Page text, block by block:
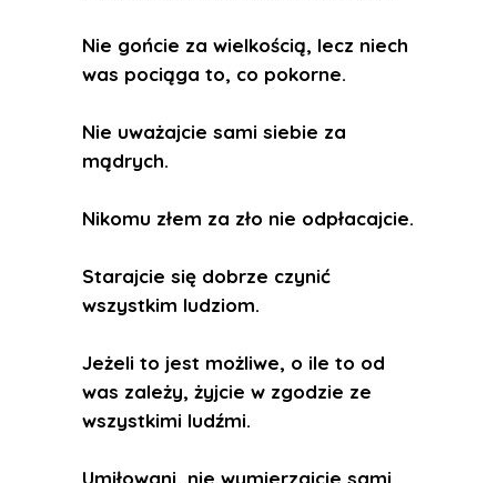
Nie gońcie za wielkością, lecz niech
was pociąga to, co pokorne.
Nie uważajcie sami siebie za
mądrych.
Nikomu złem za zło nie odpłacajcie.
Starajcie się dobrze czynić
wszystkim ludziom.
Jeżeli to jest możliwe, o ile to od
was zależy, żyjcie w zgodzie ze
wszystkimi ludźmi.
Umiłowani, nie wymierzajcie sami